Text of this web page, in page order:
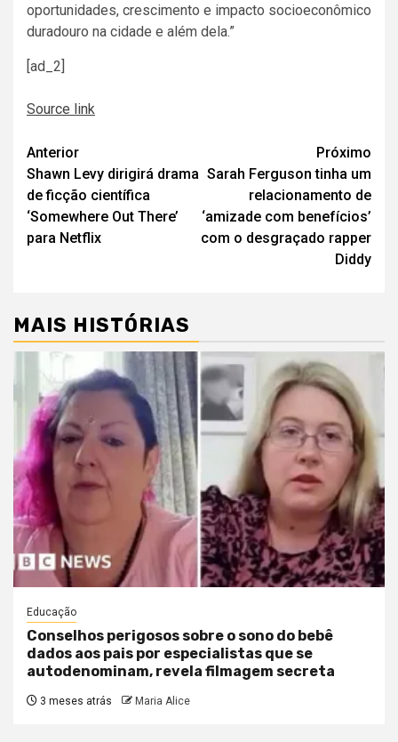
oportunidades, crescimento e impacto socioeconômico
duradouro na cidade e além dela.”
[ad_2]
Source link
Navegação
de
artigos
Anterior
Shawn Levy dirigirá drama
de ficção científica
‘Somewhere Out There’
para Netflix
Próximo
Sarah Ferguson tinha um
relacionamento de
‘amizade com benefícios’
com o desgraçado rapper
Diddy
MAIS HISTÓRIAS
Educação
Conselhos perigosos sobre o sono do bebê
dados aos pais por especialistas que se
autodenominam, revela filmagem secreta
3 meses atrás Maria Alice